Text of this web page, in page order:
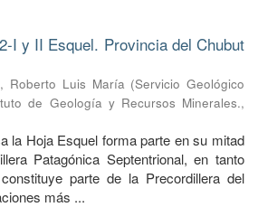
I y II Esquel. Provincia del Chubut
Roberto Luis María (Servicio Geológico
de Geología y Recursos Minerales.,
la Hoja Esquel forma parte en su mitad
Patagónica Septentrional, en tanto
parte de la Precordillera del
más ...